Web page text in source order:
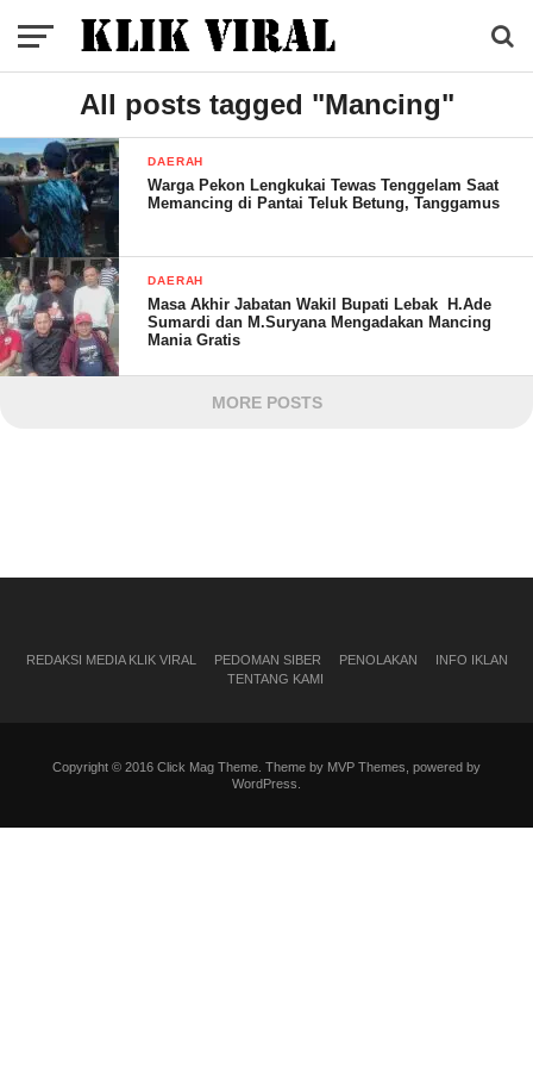
All posts tagged "Mancing"
DAERAH
Warga Pekon Lengkukai Tewas Tenggelam Saat
Memancing di Pantai Teluk Betung, Tanggamus
DAERAH
Masa Akhir Jabatan Wakil Bupati Lebak H.Ade
Sumardi dan M.Suryana Mengadakan Mancing
Mania Gratis
MORE POSTS
REDAKSI MEDIA KLIK VIRAL PEDOMAN SIBER PENOLAKAN
INFO IKLAN
TENTANG KAMI
Copyright © 2016 Click Mag Theme. Theme by MVP Themes, powered by
WordPress.